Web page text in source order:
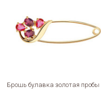
Брошь булавка золотая пробы